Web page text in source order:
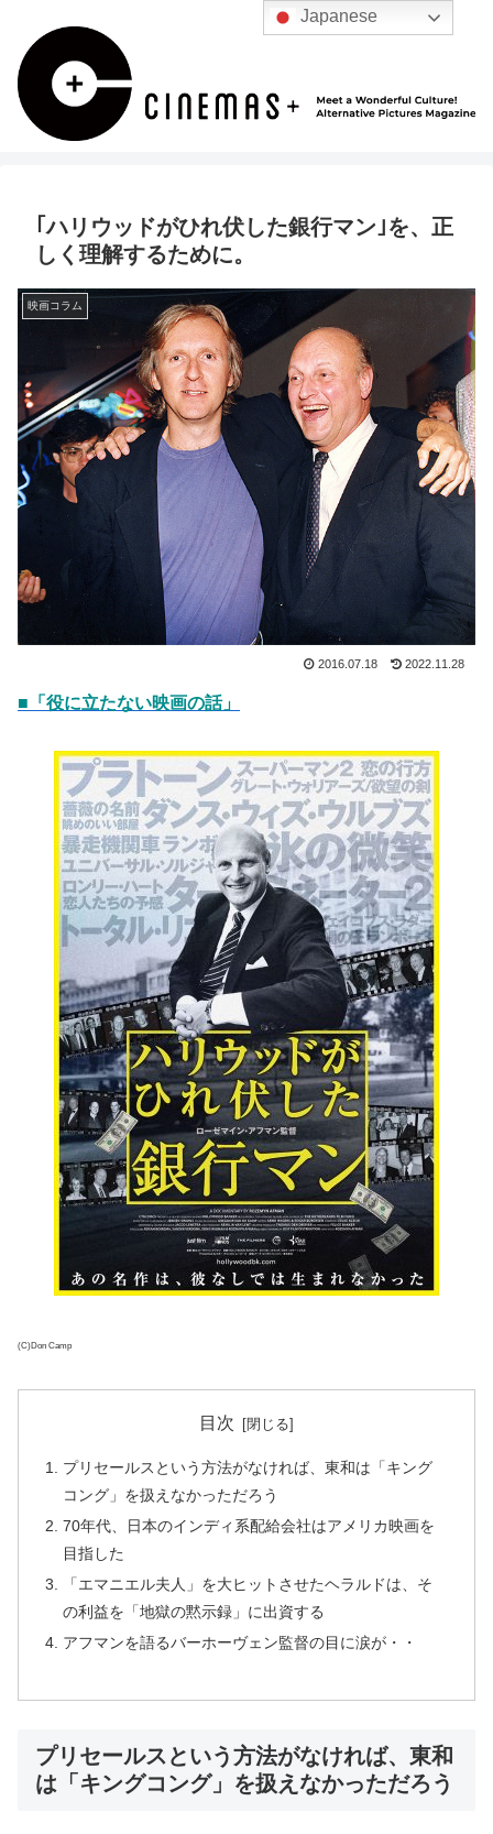
｢ハリウッドがひれ伏した銀行マン｣を、正
しく理解するために。
映画コラム
2016.07.18 2022.11.28
■「役に立たない映画の話」
(C)Don Camp
目次
プリセールスという方法がなければ、東和は「キング
コング」を扱えなかっただろう
70年代、日本のインディ系配給会社はアメリカ映画を
目指した
「エマニエル夫人」を大ヒットさせたヘラルドは、そ
の利益を「地獄の黙示録」に出資する
アフマンを語るバーホーヴェン監督の目に涙が・・
プリセールスという方法がなければ、東和
は「キングコング」を扱えなかっただろう
Japanese